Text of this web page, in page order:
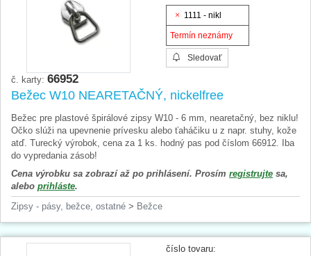
1111 - nikl
Termín neznámy
Sledovať
č. karty: 66952
Bežec W10 NEARETAČNÝ, nickelfree
Bežec pre plastové špirálové zipsy W10 - 6 mm, nearetačný, bez niklu!
Očko slúži na upevnenie prívesku alebo ťaháčiku u z napr. stuhy, kože
atď. Turecký výrobok, cena za 1 ks. hodný pas pod číslom 66912. Iba
do vypredania zásob!
Cena výrobku sa zobrazí až po prihlásení. Prosím registrujte sa,
alebo prihláste.
Zipsy - pásy, bežce, ostatné > Bežce
číslo tovaru: